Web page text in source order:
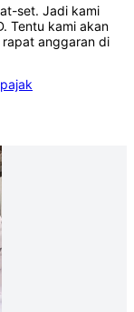
set. Jadi kami
Tentu kami akan
anggaran di